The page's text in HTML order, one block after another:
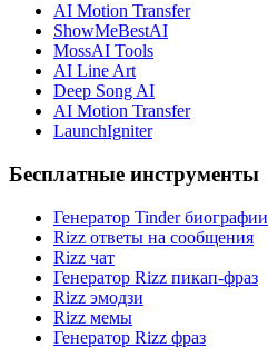
AI Motion Transfer
ShowMeBestAI
MossAI Tools
AI Line Art
Deep Song AI
AI Motion Transfer
LaunchIgniter
Бесплатные инструменты
Генератор Tinder биографии
Rizz ответы на сообщения
Rizz чат
Генератор Rizz пикап-фраз
Rizz эмодзи
Rizz мемы
Генератор Rizz фраз